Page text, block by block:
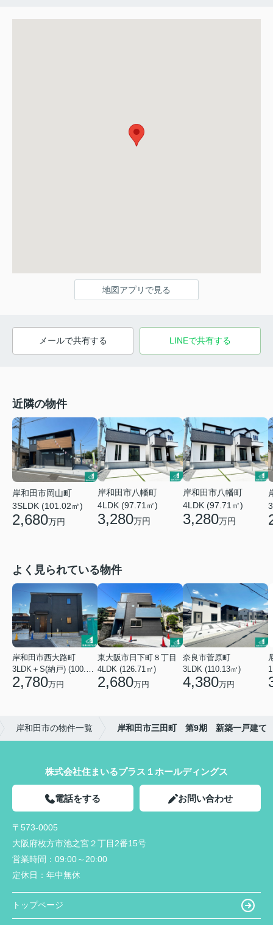
地図アプリで見る
メールで共有する LINEで共有する
近隣の物件
岸和田市岡山町
3SLDK (101.02㎡)
2,680万円
岸和田市八幡町
4LDK (97.71㎡)
3,280万円
岸和田市八幡町
4LDK (97.71㎡)
3,280万円
よく見られている物件
岸和田市西大路町
2,780万円
東大阪市日下町８丁目
4LDK (126.71㎡)
2,680万円
奈良市菅原町
3LDK (110.13㎡)
4,380万円
岸和田市の物件一覧 岸和田市三田町 第9期 新築一戸建て
株式会社住まいるプラス１ホールディングス
電話をする お問い合わせ
〒573-0005
大阪府枚方市池之宮２丁目2番15号
営業時間： 09:00～20:00
定休日： 年中無休
トップページ